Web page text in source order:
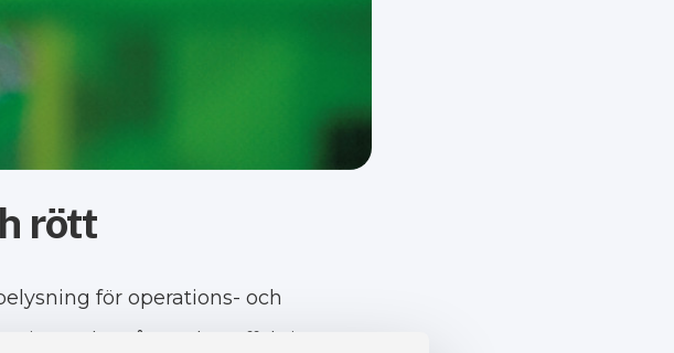
rött
för operations- och
består av den effektiva